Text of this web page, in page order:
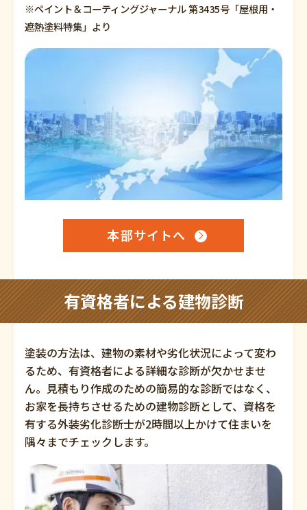
※ペイント＆コーティングジャーナル 第3435号「屋根用・
遮熱塗料特集」より
本部サイトへ
有資格者による建物診断
塗装の方法は、建物の素材や劣化状況によって変わ
るため、有資格者による詳細な診断が欠かせませ
ん。見積もり作成のための簡易的な診断ではなく、
お家を長持ちさせるための建物診断として、資格を
有する外装劣化診断士が2時間以上かけて住まいを
隅々までチェックします。